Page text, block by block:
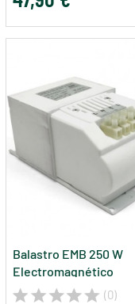
Balastro EMB 250 W
Electromagnético
(0)